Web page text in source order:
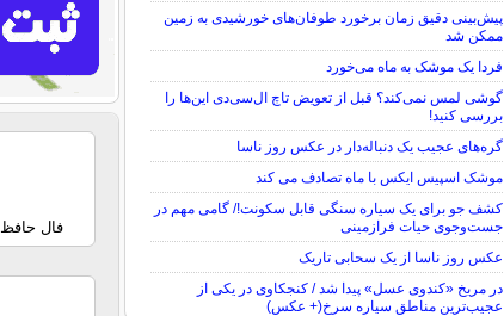
پیش‌بینی دقیق زمان برخورد طوفان‌های خورشیدی به زمین
ممکن شد
فردا یک موشک به ماه می‌خورد
گوشی لمس نمی‌کند؟ قبل از تعویض تاچ ال‌سی‌دی این‌ها را
بررسی کنید!
گره‌های عجیب یک دنباله‌دار در عکس روز ناسا
موشک اسپیس ایکس با ماه تصادف می کند
کشف جو برای یک سیاره سنگی قابل سکونت!/ گامی مهم در
جست‌وجوی حیات فرازمینی
عکس روز ناسا از یک سحابی تاریک
در مریخ «کندوی عسل» پیدا شد / کنجکاوی در یکی از
عجیب‌ترین مناطق سیاره سرخ(+ عکس)
فال حافظ